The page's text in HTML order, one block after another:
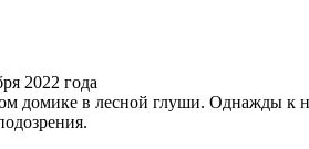
домике в лесной глуши. Однажды к